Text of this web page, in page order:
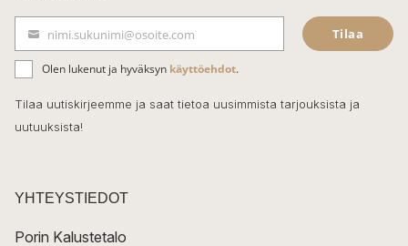
e
b
o
o
k
ä
h
k
t
nimi.sukunimi@osoite.com Tilaa
Olen lukenut ja hyväksyn käyttöehdot.
Tilaa uutiskirjeemme ja saat tietoa uusimmista tarjouksista ja
uutuuksista!
YHTEYSTIEDOT
Porin Kalustetalo